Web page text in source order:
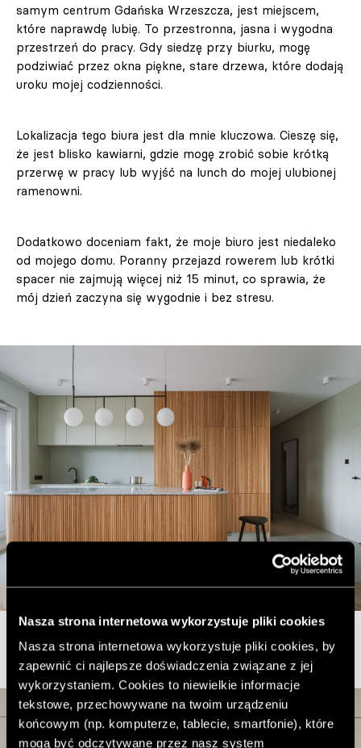
Nasza strona internetowa wykorzystuje pliki cookies
Nasza strona internetowa wykorzystuje pliki cookies, by
zapewnić ci najlepsze doświadczenia związane z jej
wykorzystaniem. Cookies to niewielkie informacje
tekstowe, przechowywane na twoim urządzeniu
końcowym (np. komputerze, tablecie, smartfonie), które
mogą być odczytywane przez nasz system
samym centrum Gdańska Wrzeszcza, jest miejscem,
które naprawdę lubię. To przestronna, jasna i wygodna
przestrzeń do pracy. Gdy siedzę przy biurku, mogę
podziwiać przez okna piękne, stare drzewa, które dodają
uroku mojej codzienności.
Lokalizacja tego biura jest dla mnie kluczowa. Cieszę się,
że jest blisko kawiarni, gdzie mogę zrobić sobie krótką
przerwę w pracy lub wyjść na lunch do mojej ulubionej
ramenowni.
Dodatkowo doceniam fakt, że moje biuro jest niedaleko
od mojego domu. Poranny przejazd rowerem lub krótki
spacer nie zajmują więcej niż 15 minut, co sprawia, że
mój dzień zaczyna się wygodnie i bez stresu.